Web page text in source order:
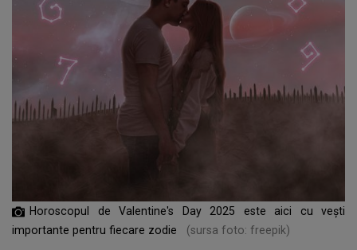
Horoscopul de Valentine's Day 2025 este aici cu vești
importante pentru fiecare zodie
(sursa foto: freepik)